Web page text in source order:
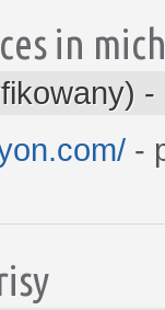
in
-
-